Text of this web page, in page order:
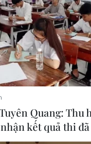
Tết Dương lịch 2019 tới
cường gần 50
hành khách về quê
Quang: Thu
kết quả thi